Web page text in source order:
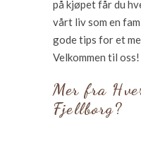
på kjøpet får du
vårt liv som en
gode tips for et
Velkommen til
Mer fra
Fjellborg?